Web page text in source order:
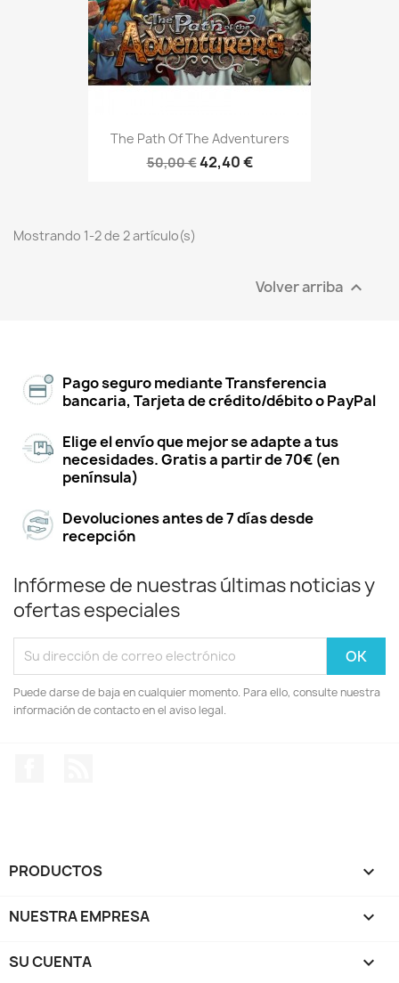
The Path Of The Adventurers
50,00 €42,40 €
Mostrando 1-2 de 2 artículo(s)
Volver arriba 
Pago seguro mediante Transferencia
bancaria, Tarjeta de crédito/débito o PayPal
Elige el envío que mejor se adapte a tus
necesidades. Gratis a partir de 70€ (en
península)
Devoluciones antes de 7 días desde
recepción
Infórmese de nuestras últimas noticias y
ofertas especiales
Puede darse de baja en cualquier momento. Para ello, consulte nuestra
información de contacto en el aviso legal.
PRODUCTOS 
NUESTRA EMPRESA 
SU CUENTA 